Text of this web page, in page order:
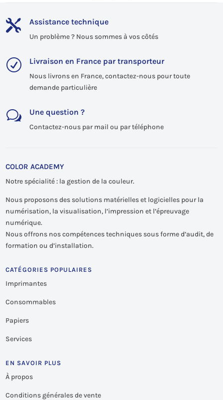
 Assistance technique
Un problème ? Nous sommes à vos côtés
R Livraison en France par transporteur
Nous livrons en France, contactez-nous pour toute
demande particulière
w Une question ?
Contactez-nous par mail ou par téléphone
COLOR ACADEMY
Notre spécialité : la gestion de la couleur.
Nous proposons des solutions matérielles et logicielles pour la
numérisation, la visualisation, l’impression et l’épreuvage
numérique.
Nous offrons nos compétences techniques sous forme d’audit, de
formation ou d’installation.
CATÉGORIES POPULAIRES
Imprimantes
Consommables
Papiers
Services
EN SAVOIR PLUS
À propos
Conditions générales de vente